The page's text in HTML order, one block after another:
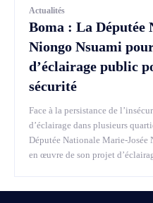
Actualités
Boma : La Députée
Niongo Nsuami
d’éclairage public
sécurité
Face à la persistance de
d’éclairage dans plusieurs
Députée Nationale Marie-
en œuvre de son projet